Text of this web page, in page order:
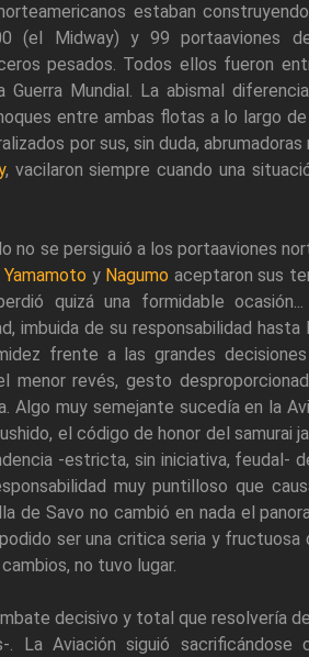
estaban
(el Midway) y 99 portaaviones
pesados. Todos ellos fueron
Mundial. La abismal
entre ambas flotas a lo largo
por sus, sin duda,
, vacilaron siempre cuando una
no se persiguió a los portaaviones
Yamamoto y Nagumo aceptaron sus
quizá una formidable
imbuida de su responsabilidad
frente a las grandes
revés, gesto
Algo muy semejante sucedía en la
el código de honor del samurai
-estricta, sin iniciativa, feudal-
muy puntilloso que
de Savo no cambió en nada el
ser una critica seria y
no tuvo lugar.
decisivo y total que resolvería
. La Aviación siguió